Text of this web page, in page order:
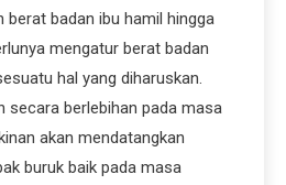
berat badan ibu hamil hingga
mengatur berat badan
hal yang diharuskan.
secara berlebihan pada masa
akan mendatangkan
buruk baik pada masa